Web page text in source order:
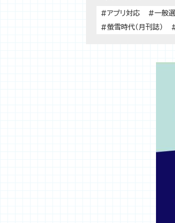
#アプリ対応 #一般
#螢雪時代（月刊誌）